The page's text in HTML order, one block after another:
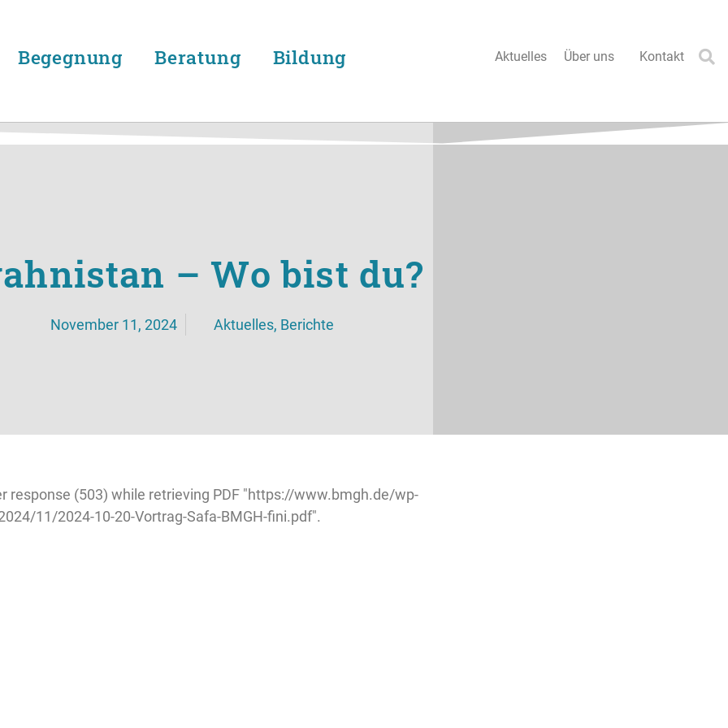
Begegnung Beratung Bildung Aktuelles Über uns Kontakt
– Wo bist du?
November 11, 2024 Aktuelles, Berichte
response (503) while retrieving PDF "https://www.bmgh.de/wp-
11/2024-10-20-Vortrag-Safa-BMGH-fini.pdf".